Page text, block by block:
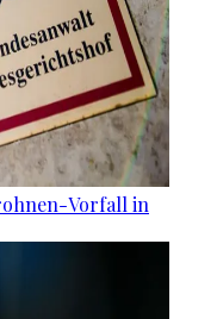
Vorfall in